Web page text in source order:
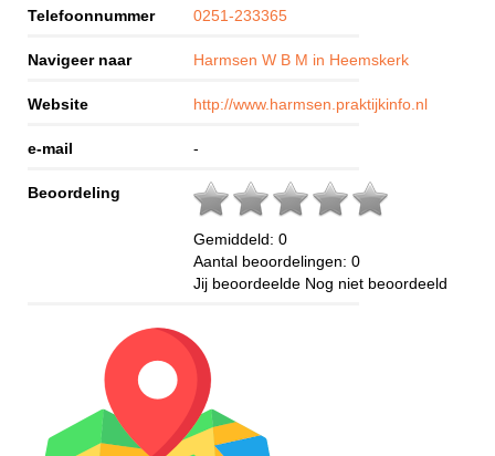
Telefoonnummer 0251-233365
Navigeer naar Harmsen W B M in Heemskerk
Website http://www.harmsen.praktijkinfo.nl
e-mail -
Beoordeling
Gemiddeld: 0
Aantal beoordelingen: 0
Jij beoordeelde Nog niet beoordeeld